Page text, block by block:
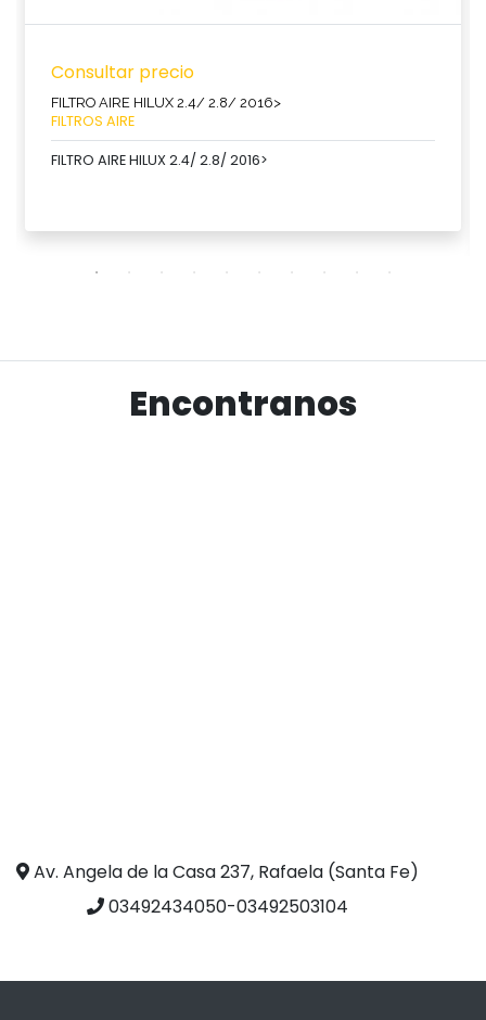
Consultar precio
FILTRO AIRE HILUX 2.4/ 2.8/ 2016>
FILTROS AIRE
FILTRO AIRE HILUX 2.4/ 2.8/ 2016>
Ver producto
Encontranos
Av. Angela de la Casa 237, Rafaela (Santa Fe)
03492434050-03492503104